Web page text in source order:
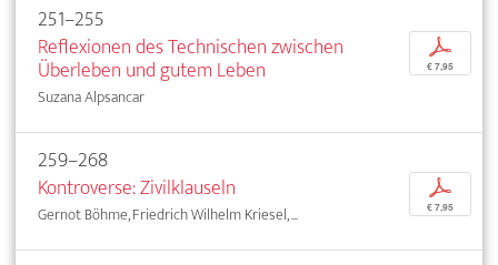
251–255
Reflexionen des Technischen zwischen
Überleben und gutem Leben
Suzana Alpsancar
p
€ 7,95
259–268
Kontroverse: Zivilklauseln
Gernot Böhme, Friedrich Wilhelm Kriesel, ...
p
€ 7,95